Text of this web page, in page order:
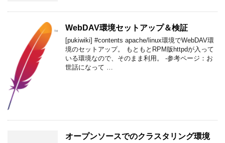
WebDAV環境セットアップ＆検証
[pukiwiki] #contents apache/linux環境でWebDAV環
境のセットアップ。 もともとRPM版httpdが入って
いる環境なので、そのまま利用。 -参考ページ：お
世話になって …
オープンソースでのクラスタリング環境